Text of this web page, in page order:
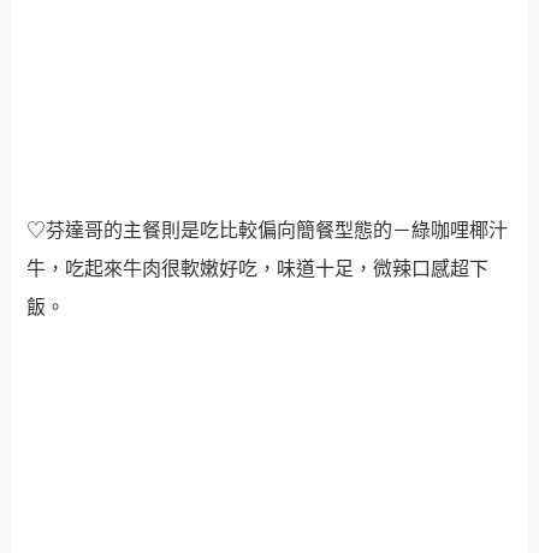
♡芬達哥的主餐則是吃比較偏向簡餐型態的－綠咖哩椰汁
牛，吃起來牛肉很軟嫩好吃，味道十足，微辣口感超下
飯。